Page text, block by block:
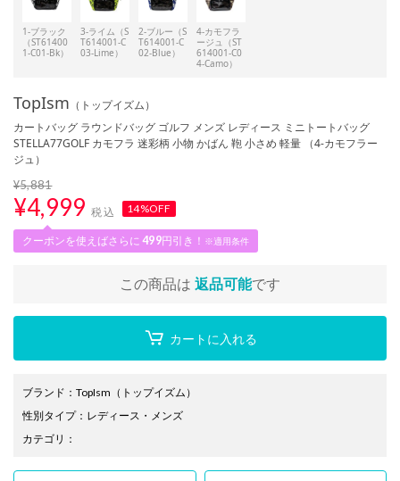
1-ブラック
（ST61400
1-C01-Bk）
3-ライム（S
T614001-C
03-Lime）
2-ブルー（S
T614001-C
02-Blue）
4-カモフラ
ージュ（ST
614001-C0
4-Camo）
TopIsm （トップイズム）
カートバッグ ラウンドバッグ ゴルフ メンズ レディース ミニトートバッグ
STELLA77GOLF カモフラ 迷彩柄 小物 かばん 鞄 小さめ 軽量 （4-カモフラー
ジュ）
¥5,881
¥4,999 税込 14%OFF
クーポンを使えばさらに 499円引き！ ※適用条件
この商品は 返品可能です
カートに入れる
ブランド ： TopIsm （トップイズム）
性別タイプ： レディース ・ メンズ
カテゴリ ：